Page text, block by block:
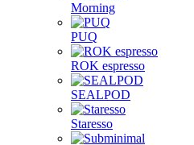
Morning
PUQ
ROK espresso
SEALPOD
Staresso